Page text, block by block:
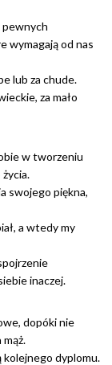
pewnych
wymagają od nas
lub za chude.
za mało
w tworzeniu
swojego piękna,
a wtedy my
inaczej.
dopóki nie
mąż.
kolejnego dyplomu.